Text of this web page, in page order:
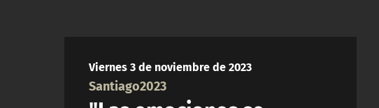
Viernes 3 de noviembre de 2023
Santiago2023